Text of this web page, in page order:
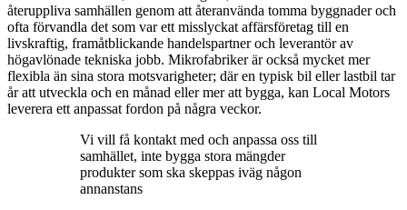
återuppliva samhällen genom att återanvända tomma byggnader och
ofta förvandla det som var ett misslyckat affärsföretag till en
livskraftig, framåtblickande handelspartner och leverantör av
högavlönade tekniska jobb. Mikrofabriker är också mycket mer
flexibla än sina stora motsvarigheter; där en typisk bil eller lastbil tar
år att utveckla och en månad eller mer att bygga, kan Local Motors
leverera ett anpassat fordon på några veckor.
Vi vill få kontakt med och anpassa oss till
samhället, inte bygga stora mängder
produkter som ska skeppas iväg någon
annanstans